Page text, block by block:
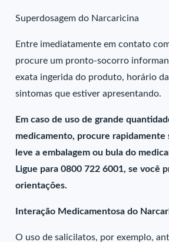
Superdosagem do Narcaricina
Entre imediatamente em contato
procure um pronto-socorro
exata ingerida do produto, horário
sintomas que estiver apresentando.
Em caso de uso de grande
medicamento, procure rapidamente
leve a embalagem ou bula do
Ligue para 0800 722 6001, se você
orientações.
Interação Medicamentosa do
O uso de salicilatos, por exemplo,